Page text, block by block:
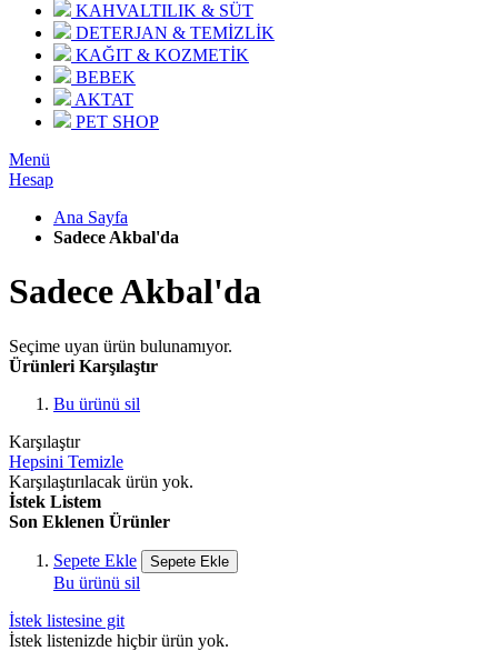
KAHVALTILIK & SÜT
DETERJAN & TEMİZLİK
KAĞIT & KOZMETİK
BEBEK
AKTAT
PET SHOP
Menü
Hesap
Ana Sayfa
Sadece Akbal'da
Sadece Akbal'da
Seçime uyan ürün bulunamıyor.
Ürünleri Karşılaştır
Bu ürünü sil
Karşılaştır
Hepsini Temizle
Karşılaştırılacak ürün yok.
İstek Listem
Son Eklenen Ürünler
Sepete Ekle Sepete Ekle
Bu ürünü sil
İstek listesine git
İstek listenizde hiçbir ürün yok.